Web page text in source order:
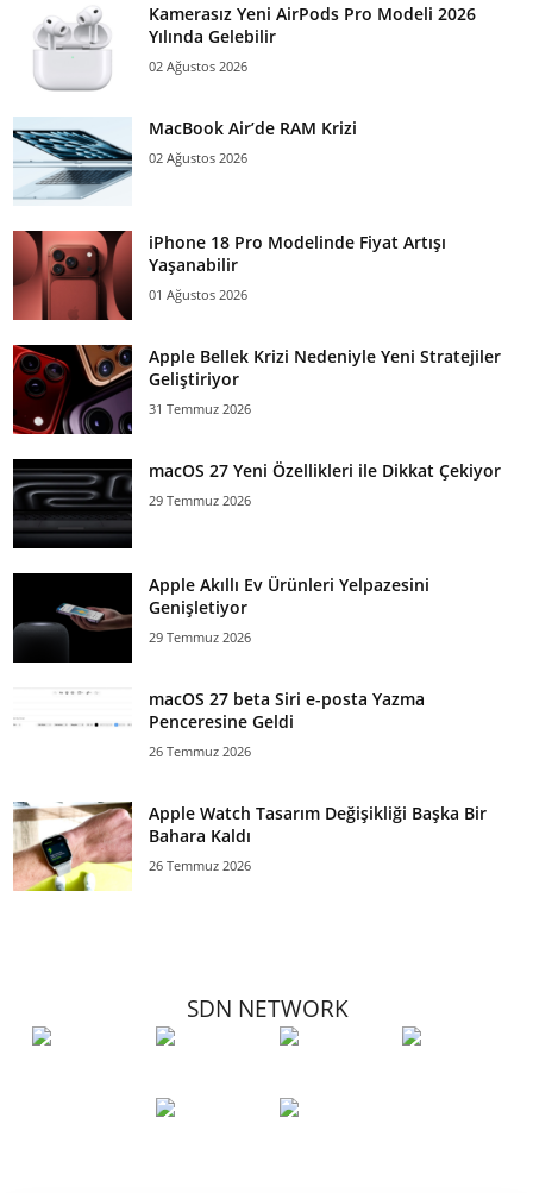
Kamerasız Yeni AirPods Pro Modeli 2026
Yılında Gelebilir
02 Ağustos 2026
MacBook Air’de RAM Krizi
02 Ağustos 2026
iPhone 18 Pro Modelinde Fiyat Artışı
Yaşanabilir
01 Ağustos 2026
Apple Bellek Krizi Nedeniyle Yeni Stratejiler
Geliştiriyor
31 Temmuz 2026
macOS 27 Yeni Özellikleri ile Dikkat Çekiyor
29 Temmuz 2026
Apple Akıllı Ev Ürünleri Yelpazesini
Genişletiyor
29 Temmuz 2026
macOS 27 beta Siri e-posta Yazma
Penceresine Geldi
26 Temmuz 2026
Apple Watch Tasarım Değişikliği Başka Bir
Bahara Kaldı
26 Temmuz 2026
SDN NETWORK